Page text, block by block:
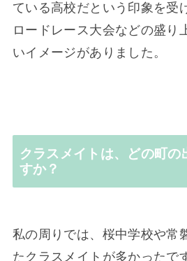
ている高校だという印象を受
ロードレース大会などの盛り
いイメージがありました。
クラスメイトは、どの町の
すか？
私の周りでは、桜中学校や常
たクラスメイトが多かったで